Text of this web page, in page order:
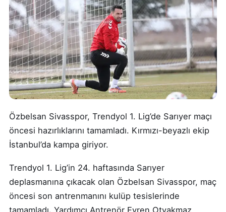
Özbelsan Sivasspor, Trendyol 1. Lig’de Sarıyer maçı
öncesi hazırlıklarını tamamladı. Kırmızı-beyazlı ekip
İstanbul’da kampa giriyor.
Trendyol 1. Lig’in 24. haftasında Sarıyer
deplasmanına çıkacak olan Özbelsan Sivasspor, maç
öncesi son antrenmanını kulüp tesislerinde
tamamladı. Yardımcı Antrenör Evren Otyakmaz